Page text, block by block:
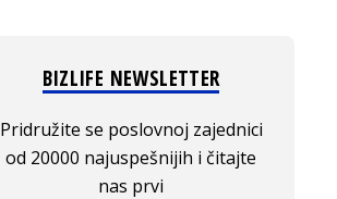
BIZLIFE NEWSLETTER
Pridružite se poslovnoj zajednici
od 20000 najuspešnijih i čitajte
nas prvi